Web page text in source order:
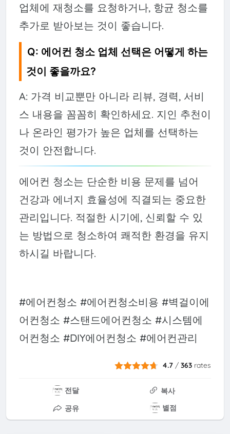
업체에 재청소를 요청하거나, 항균 청소를
추가로 받아보는 것이 좋습니다.
Q: 에어컨 청소 업체 선택은 어떻게 하는
것이 좋을까요?
A: 가격 비교뿐만 아니라 리뷰, 경력, 서비
스 내용을 꼼꼼히 확인하세요. 지인 추천이
나 온라인 평가가 높은 업체를 선택하는
것이 안전합니다.
에어컨 청소는 단순한 비용 문제를 넘어
건강과 에너지 효율성에 직결되는 중요한
관리입니다. 적절한 시기에, 신뢰할 수 있
는 방법으로 청소하여 쾌적한 환경을 유지
하시길 바랍니다.
#에어컨청소 #에어컨청소비용 #벽걸이에
어컨청소 #스탠드에어컨청소 #시스템에
어컨청소 #DIY에어컨청소 #에어컨관리
4.7 /363 rates
전달
복사
공유
별점